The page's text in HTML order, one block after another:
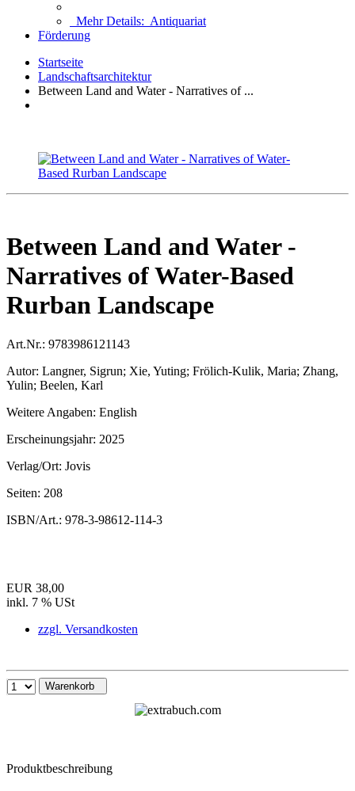
Mehr Details: Antiquariat
Förderung
Startseite
Landschaftsarchitektur
Between Land and Water - Narratives of ...
Between Land and Water -
Narratives of Water-Based
Rurban Landscape
Art.Nr.: 9783986121143
Autor: Langner, Sigrun; Xie, Yuting; Frölich-Kulik, Maria; Zhang,
Yulin; Beelen, Karl
Weitere Angaben: English
Erscheinungsjahr: 2025
Verlag/Ort: Jovis
Seiten: 208
ISBN/Art.: 978-3-98612-114-3
EUR 38,00
inkl. 7 % USt
zzgl. Versandkosten
Warenkorb
Produktbeschreibung